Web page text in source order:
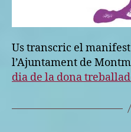
Us transcric el
l’Ajuntament de
dia de la dona